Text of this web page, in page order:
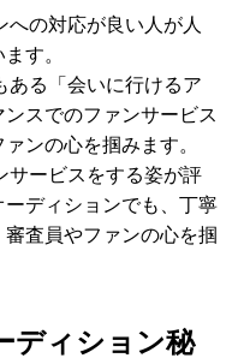
の対応が良い人が人
す。
ある「会いに行けるア
スでのファンサービス
ンの心を掴みます。
サービスをする姿が評
ディションでも、丁寧
査員やファンの心を掴
ディション秘